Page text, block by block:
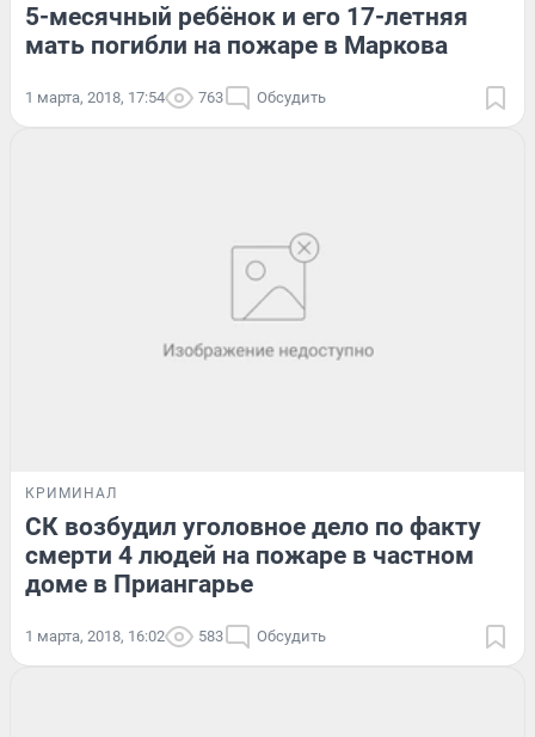
5-месячный ребёнок и его 17-летняя
мать погибли на пожаре в Маркова
1 марта, 2018, 17:54 763 Обсудить
КРИМИНАЛ
СК возбудил уголовное дело по факту
смерти 4 людей на пожаре в частном
доме в Приангарье
1 марта, 2018, 16:02 583 Обсудить